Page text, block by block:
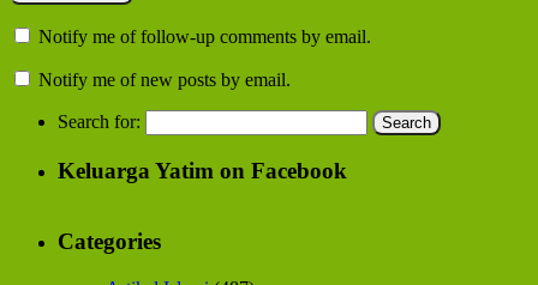
Notify me of follow-up comments by email.
Notify me of new posts by email.
Search for:
Keluarga Yatim on Facebook
Categories